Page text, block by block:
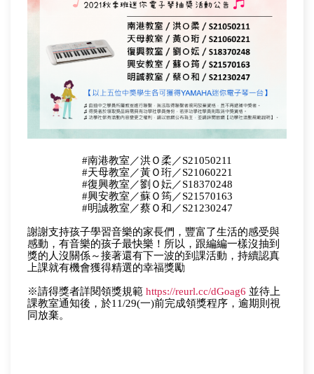
#南港教室／洪Ｏ柔／S21050211
#天母教室／黃Ｏ珩／S21060221
#復興教室／劉Ｏ妘／S18370248
#興安教室／蘇Ｏ筠／S21570163
#明誠教室／蔡Ｏ和／S21230247
謝謝支持孩子學習音樂的家長們，豐富了生活的感受與
感動，有音樂的孩子最快樂！所以，跟編編一樣沒抽到
獎的人沒關係～接著還有下一波的到課活動，持續認真
上課就有機會獲得精選的幸福獎勵
※請得獎者詳閱領獎規範 https://reurl.cc/dGoag6 並待上
課教室通知後，於11/29(一)前完成領獎程序，逾期則視
同放棄。